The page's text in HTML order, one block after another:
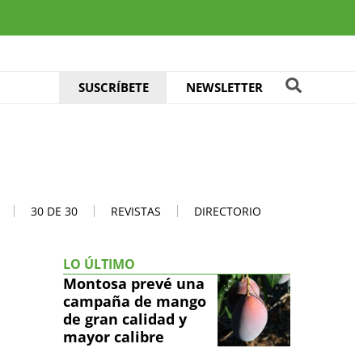
SUSCRÍBETE NEWSLETTER
30 DE 30 REVISTAS DIRECTORIO
LO ÚLTIMO
Montosa prevé una
campaña de mango
de gran calidad y
mayor calibre